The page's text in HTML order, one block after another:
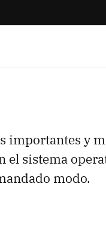
importantes y
el sistema
modo.